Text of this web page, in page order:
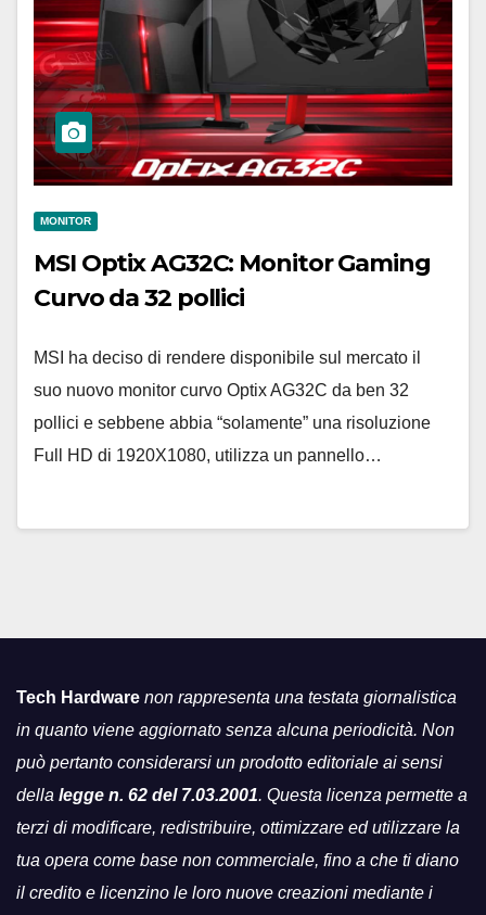
MONITOR
MSI Optix AG32C: Monitor Gaming
Curvo da 32 pollici
MSI ha deciso di rendere disponibile sul mercato il
suo nuovo monitor curvo Optix AG32C da ben 32
pollici e sebbene abbia “solamente” una risoluzione
Full HD di 1920X1080, utilizza un pannello…
Tech Hardware non rappresenta una testata giornalistica
in quanto viene aggiornato senza alcuna periodicità. Non
può pertanto considerarsi un prodotto editoriale ai sensi
della legge n. 62 del 7.03.2001. Questa licenza permette a
terzi di modificare, redistribuire, ottimizzare ed utilizzare la
tua opera come base non commerciale, fino a che ti diano
il credito e licenzino le loro nuove creazioni mediante i